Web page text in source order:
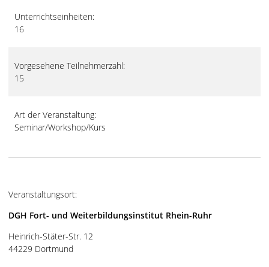
Unterrichtseinheiten:
16
Vorgesehene Teilnehmerzahl:
15
Art der Veranstaltung:
Seminar/Workshop/Kurs
Veranstaltungsort:
DGH Fort- und Weiterbildungsinstitut Rhein-Ruhr
Heinrich-Stäter-Str. 12
44229 Dortmund